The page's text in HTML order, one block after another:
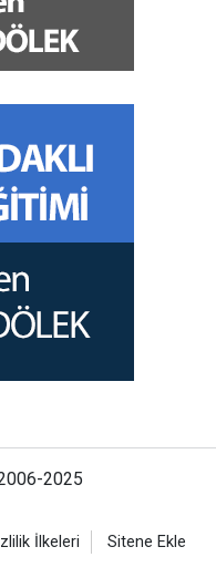
2025
İlkeleri Sitene Ekle